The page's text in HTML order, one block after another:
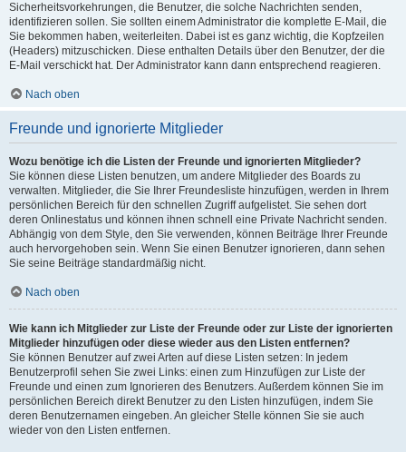
Sicherheitsvorkehrungen, die Benutzer, die solche Nachrichten senden,
identifizieren sollen. Sie sollten einem Administrator die komplette E-Mail, die
Sie bekommen haben, weiterleiten. Dabei ist es ganz wichtig, die Kopfzeilen
(Headers) mitzuschicken. Diese enthalten Details über den Benutzer, der die
E-Mail verschickt hat. Der Administrator kann dann entsprechend reagieren.
Nach oben
Freunde und ignorierte Mitglieder
Wozu benötige ich die Listen der Freunde und ignorierten Mitglieder?
Sie können diese Listen benutzen, um andere Mitglieder des Boards zu
verwalten. Mitglieder, die Sie Ihrer Freundesliste hinzufügen, werden in Ihrem
persönlichen Bereich für den schnellen Zugriff aufgelistet. Sie sehen dort
deren Onlinestatus und können ihnen schnell eine Private Nachricht senden.
Abhängig von dem Style, den Sie verwenden, können Beiträge Ihrer Freunde
auch hervorgehoben sein. Wenn Sie einen Benutzer ignorieren, dann sehen
Sie seine Beiträge standardmäßig nicht.
Nach oben
Wie kann ich Mitglieder zur Liste der Freunde oder zur Liste der ignorierten
Mitglieder hinzufügen oder diese wieder aus den Listen entfernen?
Sie können Benutzer auf zwei Arten auf diese Listen setzen: In jedem
Benutzerprofil sehen Sie zwei Links: einen zum Hinzufügen zur Liste der
Freunde und einen zum Ignorieren des Benutzers. Außerdem können Sie im
persönlichen Bereich direkt Benutzer zu den Listen hinzufügen, indem Sie
deren Benutzernamen eingeben. An gleicher Stelle können Sie sie auch
wieder von den Listen entfernen.